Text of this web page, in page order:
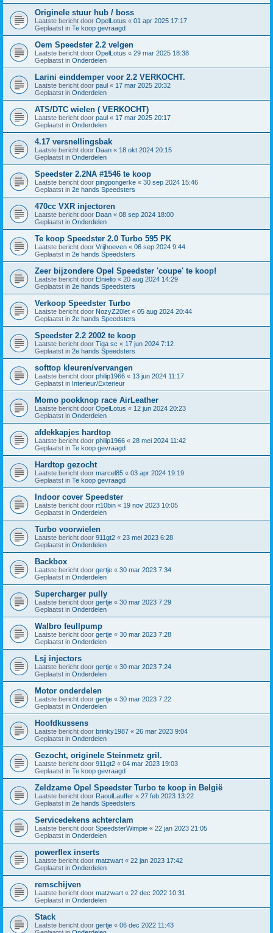
Originele stuur hub / boss
Laatste bericht door OpelLotus « 01 apr 2025 17:17
Geplaatst in Te koop gevraagd
Oem Speedster 2.2 velgen
Laatste bericht door OpelLotus « 29 mar 2025 18:38
Geplaatst in Onderdelen
Larini einddemper voor 2.2 VERKOCHT.
Laatste bericht door paul « 17 mar 2025 20:32
Geplaatst in Onderdelen
ATS/DTC wielen ( VERKOCHT)
Laatste bericht door paul « 17 mar 2025 20:17
Geplaatst in Onderdelen
4.17 versnellingsbak
Laatste bericht door Daan « 18 okt 2024 20:15
Geplaatst in Onderdelen
Speedster 2.2NA #1546 te koop
Laatste bericht door pingpongerke « 30 sep 2024 15:46
Geplaatst in 2e hands Speedsters
470cc VXR injectoren
Laatste bericht door Daan « 08 sep 2024 18:00
Geplaatst in Onderdelen
Te koop Speedster 2.0 Turbo 595 PK
Laatste bericht door Vrijhoeven « 06 sep 2024 9:44
Geplaatst in 2e hands Speedsters
Zeer bijzondere Opel Speedster 'coupe' te koop!
Laatste bericht door Elnielio « 20 aug 2024 14:29
Geplaatst in 2e hands Speedsters
Verkoop Speedster Turbo
Laatste bericht door NozyZ20let « 05 aug 2024 20:44
Geplaatst in 2e hands Speedsters
Speedster 2.2 2002 te koop
Laatste bericht door Tiga sc « 17 jun 2024 7:12
Geplaatst in 2e hands Speedsters
softtop kleuren/vervangen
Laatste bericht door philip1966 « 13 jun 2024 11:17
Geplaatst in Interieur/Exterieur
Momo pookknop race AirLeather
Laatste bericht door OpelLotus « 12 jun 2024 20:23
Geplaatst in Onderdelen
afdekkapjes hardtop
Laatste bericht door philip1966 « 28 mei 2024 11:42
Geplaatst in Te koop gevraagd
Hardtop gezocht
Laatste bericht door marcel85 « 03 apr 2024 19:19
Geplaatst in Te koop gevraagd
Indoor cover Speedster
Laatste bericht door rt10bin « 19 nov 2023 10:05
Geplaatst in Onderdelen
Turbo voorwielen
Laatste bericht door 911gt2 « 23 mei 2023 6:28
Geplaatst in Onderdelen
Backbox
Laatste bericht door gertje « 30 mar 2023 7:34
Geplaatst in Onderdelen
Supercharger pully
Laatste bericht door gertje « 30 mar 2023 7:29
Geplaatst in Onderdelen
Walbro feullpump
Laatste bericht door gertje « 30 mar 2023 7:28
Geplaatst in Onderdelen
Lsj injectors
Laatste bericht door gertje « 30 mar 2023 7:24
Geplaatst in Onderdelen
Motor onderdelen
Laatste bericht door gertje « 30 mar 2023 7:22
Geplaatst in Onderdelen
Hoofdkussens
Laatste bericht door brinky1987 « 26 mar 2023 9:04
Geplaatst in Onderdelen
Gezocht, originele Steinmetz gril.
Laatste bericht door 911gt2 « 04 mar 2023 19:03
Geplaatst in Te koop gevraagd
Zeldzame Opel Speedster Turbo te koop in België
Laatste bericht door RaoulLauffer « 27 feb 2023 13:22
Geplaatst in 2e hands Speedsters
Servicedekens achterclam
Laatste bericht door SpeedsterWimpie « 22 jan 2023 21:05
Geplaatst in Onderdelen
powerflex inserts
Laatste bericht door matzwart « 22 jan 2023 17:42
Geplaatst in Onderdelen
remschijven
Laatste bericht door matzwart « 22 dec 2022 10:31
Geplaatst in Onderdelen
Stack
Laatste bericht door gertje « 06 dec 2022 11:43